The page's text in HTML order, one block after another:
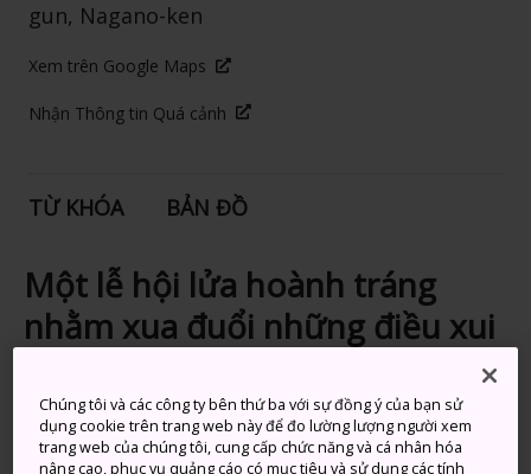
gun, Nagano-ken
Xem trên Google Maps
Nhận Thông tin Quá cảnh
TỪ KHÓA BẢN ĐỒ
Một lễ hội lửa hoành tráng
nhằm xua đuổi những điều xui
an tới những đứa trẻ và chúc
phúc tới cuộc hôn nhân viên
Chúng tôi và các công ty bên thứ ba với sự đồng ý của bạn sử
dụng cookie trên trang web này để đo lường lượng người xem
trang web của chúng tôi, cung cấp chức năng và cá nhân hóa
nâng cao, phục vụ quảng cáo có mục tiêu và sử dụng các tính